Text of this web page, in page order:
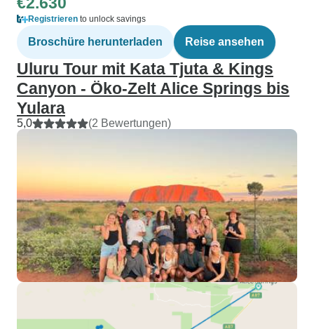
Registrieren to unlock savings
Broschüre herunterladen Reise ansehen
Uluru Tour mit Kata Tjuta & Kings
Canyon - Öko-Zelt Alice Springs bis
Yulara
5,0 (2 Bewertungen)